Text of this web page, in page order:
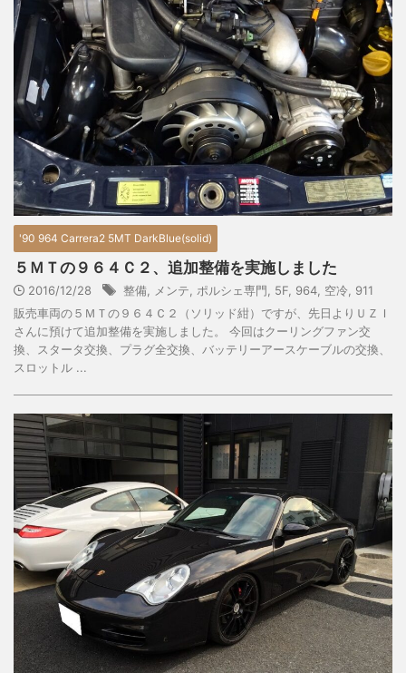
'90 964 Carrera2 5MT DarkBlue(solid)
５ＭＴの９６４Ｃ２、追加整備を実施しました
2016/12/28 整備 メンテ ポルシェ専門 5F 964 空冷
911
販売車両の５ＭＴの９６４Ｃ２（ソリッド紺）ですが、先日よりＵＺＩ
さんに預けて追加整備を実施しました。 今回はクーリングファン交
換、スタータ交換、プラグ全交換、バッテリーアースケーブルの交換、
スロットル ...